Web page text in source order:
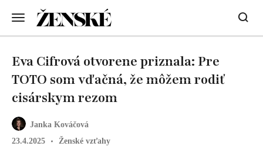
Janka Kováčová
23.4.2025
Ženské vzťahy
Eva Cifrová otvorene priznala: Pre
TOTO som vďačná, že môžem rodiť
cisárskym rezom